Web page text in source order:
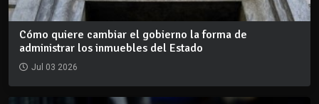
Cómo quiere cambiar el gobierno la forma de
administrar los inmuebles del Estado
Jul 03 2026